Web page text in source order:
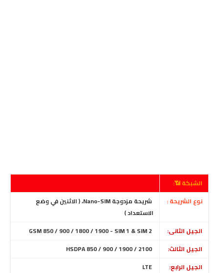
الشبكة 📶:
نوع الشريحة :
شريحة مزدوجة Nano-SIM، ( الاثنين في وضع
الاستعداد )
الجيل الثانى:
الجيل الثالث:
HSDPA 850 / 900 / 1900 / 2100
الجيل الرابع:
LTE